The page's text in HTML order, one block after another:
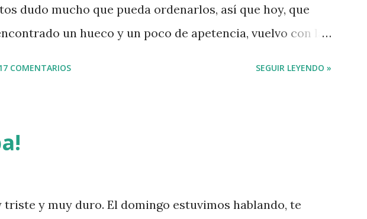
dudo mucho que pueda ordenarlos, así que hoy, que
un hueco y un poco de apetencia, vuelvo con las
prefiero compartir algunas dudas: ¿Por qué cuando el
vuelve a los social, a las cosas que de verdad
Gobierno y a la gente, a los derechos y a la igualdad
COMENTARIOS SEGUIR LEYENDO »
triste y muy duro. El domingo estuvimos hablando, te